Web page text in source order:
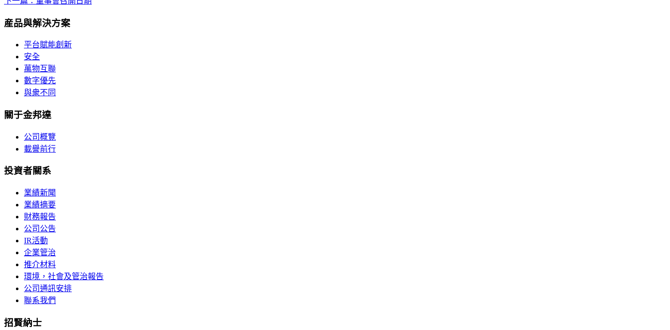
章
導
産品與解決方案
平台賦能創新
安全
萬物互聯
數字優先
與衆不同
關于金邦達
公司概覽
載譽前行
投資者關系
業績新聞
業績摘要
財務報告
公司公告
IR活動
企業管治
推介材料
環境，社會及管治報告
公司通訊安排
聯系我們
招賢納士